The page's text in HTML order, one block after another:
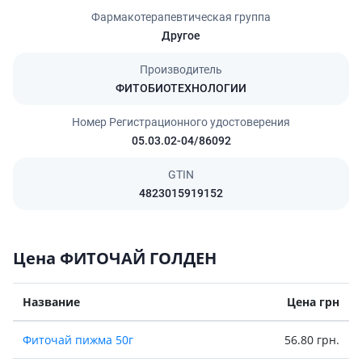
Фармакотерапевтическая группа
Другое
Производитель
ФИТОБИОТЕХНОЛОГИИ
Номер Регистрационного удостоверения
05.03.02-04/86092
GTIN
4823015919152
Цена ФИТОЧАЙ ГОЛДЕН
Название Цена грн
Фиточай пижма 50г 56.80 грн.